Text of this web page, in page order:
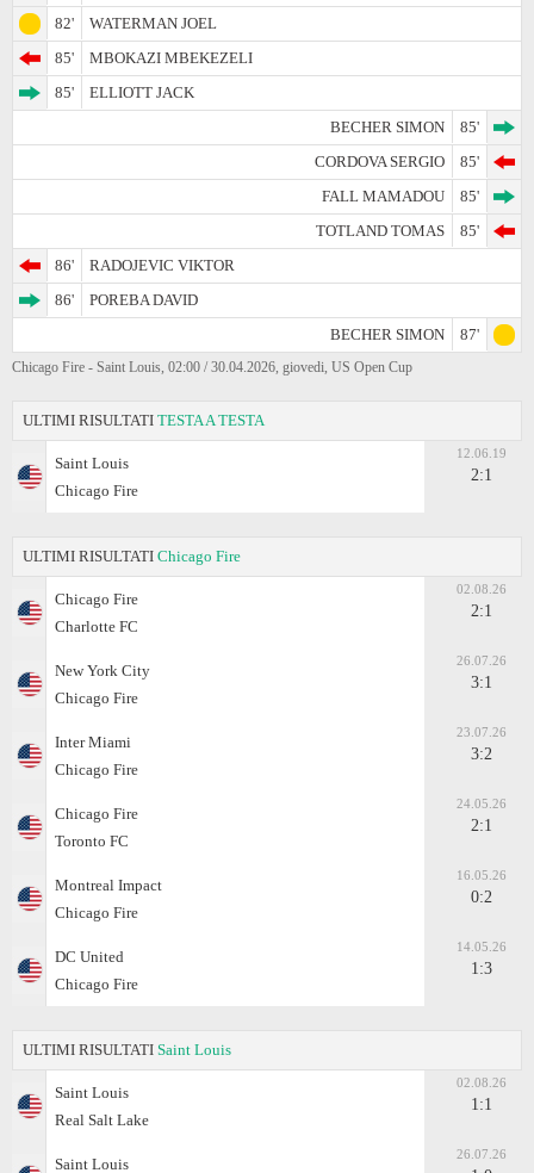
82'
WATERMAN JOEL
85'
MBOKAZI MBEKEZELI
85'
ELLIOTT JACK
BECHER SIMON
85'
CORDOVA SERGIO
85'
FALL MAMADOU
85'
TOTLAND TOMAS
85'
86'
RADOJEVIC VIKTOR
86'
POREBA DAVID
BECHER SIMON
87'
Chicago Fire - Saint Louis, 02:00 / 30.04.2026, giovedi, US Open Cup
ULTIMI RISULTATI TESTA A TESTA
Saint Louis
Chicago Fire
12.06.19
2:1
ULTIMI RISULTATI Chicago Fire
Chicago Fire
Charlotte FC
02.08.26
2:1
New York City
Chicago Fire
26.07.26
3:1
Inter Miami
Chicago Fire
23.07.26
3:2
Chicago Fire
Toronto FC
24.05.26
2:1
Montreal Impact
Chicago Fire
16.05.26
0:2
DC United
Chicago Fire
14.05.26
1:3
ULTIMI RISULTATI Saint Louis
Saint Louis
Real Salt Lake
02.08.26
1:1
Saint Louis
26.07.26